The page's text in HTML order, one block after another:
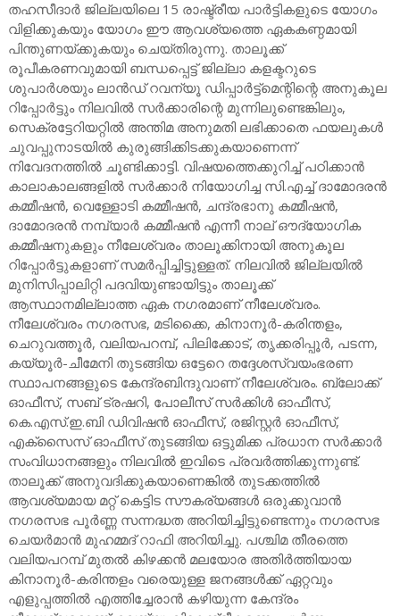
തഹസീദാർ ജില്ലയിലെ 15 രാഷ്ട്രീയ പാർട്ടികളുടെ യോഗം
വിളിക്കുകയും യോഗം ഈ ആവശ്യത്തെ ഏകകണ്ഠമായി
പിന്തുണയ്ക്കുകയും ചെയ്തിരുന്നു. താലൂക്ക്
രൂപീകരണവുമായി ബന്ധപ്പെട്ട് ജില്ലാ കളക്ടറുടെ
ശുപാർശയും ലാൻഡ് റവന്യൂ ഡിപ്പാർട്ട്മെന്റിന്റെ അനുകൂല
റിപ്പോർട്ടും നിലവിൽ സർക്കാരിന്റെ മുന്നിലുണ്ടെങ്കിലും,
സെക്രട്ടേറിയറ്റിൽ അന്തിമ അനുമതി ലഭിക്കാതെ ഫയലുകൾ
ചുവപ്പുനാടയിൽ കുരുങ്ങിക്കിടക്കുകയാണെന്ന്
നിവേദനത്തിൽ ചൂണ്ടിക്കാട്ടി. വിഷയത്തെക്കുറിച്ച് പഠിക്കാൻ
കാലാകാലങ്ങളിൽ സർക്കാർ നിയോഗിച്ച സി.എച്ച് ദാമോദരൻ
കമ്മീഷൻ, വെള്ളോടി കമ്മീഷൻ, ചന്ദ്രഭാനു കമ്മീഷൻ,
ദാമോദരൻ നമ്പ്യാർ കമ്മീഷൻ എന്നീ നാല് ഔദ്യോഗിക
കമ്മീഷനുകളും നീലേശ്വരം താലൂക്കിനായി അനുകൂല
റിപ്പോർട്ടുകളാണ് സമർപ്പിച്ചിട്ടുള്ളത്. നിലവിൽ ജില്ലയിൽ
മുനിസിപ്പാലിറ്റി പദവിയുണ്ടായിട്ടും താലൂക്ക്
ആസ്ഥാനമില്ലാത്ത ഏക നഗരമാണ് നീലേശ്വരം.
നീലേശ്വരം നഗരസഭ, മടിക്കൈ, കിനാനൂർ-കരിന്തളം,
ചെറുവത്തൂർ, വലിയപറമ്പ്, പിലിക്കോട്, തൃക്കരിപ്പൂർ, പടന്ന,
കയ്യൂർ-ചീമേനി തുടങ്ങിയ ഒട്ടേറെ തദ്ദേശസ്വയംഭരണ
സ്ഥാപനങ്ങളുടെ കേന്ദ്രബിന്ദുവാണ് നീലേശ്വരം. ബ്ലോക്ക്
ഓഫീസ്, സബ് ട്രഷറി, പോലീസ് സർക്കിൾ ഓഫീസ്,
കെ.എസ്.ഇ.ബി ഡിവിഷൻ ഓഫീസ്, രജിസ്റ്റർ ഓഫീസ്,
എക്സൈസ് ഓഫീസ് തുടങ്ങിയ ഒട്ടുമിക്ക പ്രധാന സർക്കാർ
സംവിധാനങ്ങളും നിലവിൽ ഇവിടെ പ്രവർത്തിക്കുന്നുണ്ട്.
താലൂക്ക് അനുവദിക്കുകയാണെങ്കിൽ തുടക്കത്തിൽ
ആവശ്യമായ മറ്റ് കെട്ടിട സൗകര്യങ്ങൾ ഒരുക്കുവാൻ
നഗരസഭ പൂർണ്ണ സന്നദ്ധത അറിയിച്ചിട്ടുണ്ടെന്നും നഗരസഭ
ചെയർമാൻ മുഹമ്മദ് റാഫി അറിയിച്ചു. പശ്ചിമ തീരത്തെ
വലിയപറമ്പ് മുതൽ കിഴക്കൻ മലയോര അതിർത്തിയായ
കിനാനൂർ-കരിന്തളം വരെയുള്ള ജനങ്ങൾക്ക് ഏറ്റവും
എളുപ്പത്തിൽ എത്തിച്ചേരാൻ കഴിയുന്ന കേന്ദ്രം